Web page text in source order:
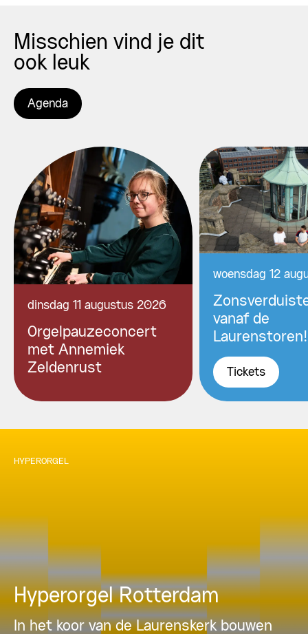
Misschien vind je dit
ook leuk
Agenda
dinsdag 11 augustus 2026
Orgelpauzeconcert
met Annemiek
Zeldenrust
woensdag 12
vanaf de
Laurenstoren!
Tickets
HYPERORGEL
Hyperorgel Rotterdam
In het koor van de Laurenskerk bouwen